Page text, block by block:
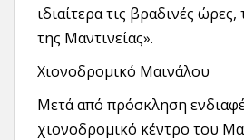
ιδιαίτερα τις βραδινές
της Μαντινείας».
Χιονοδρομικό Μαινάλου
Μετά από πρόσκληση
χιονοδρομικό κέντρο του